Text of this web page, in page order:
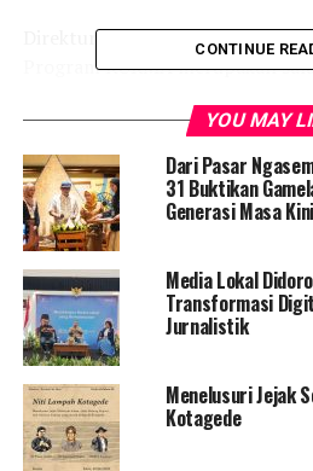
Direktur Adira Finance, Denny
Program KURMA merupakan
Menurutnya, mudik bukan
melainkan momen penuh
kembali dengan keluarga.
Finance berupaya memastikan
menjalani perjalanan dengan
Untuk menjamin kesehatan dan
Adira Finance menyediakan
up sebelum keberangkatan,
tekanan darah dan konsultasi
Pemeriksaan ini difasilitasi oleh
sosial nirlaba yang didirikan oleh
CONTINUE
YOU MAY
Dari Pasar
31 Buktikan
Generasi Masa Kini
Media Lokal
Transformasi
Jurnalistik
Menelusuri Jejak
Kotagede